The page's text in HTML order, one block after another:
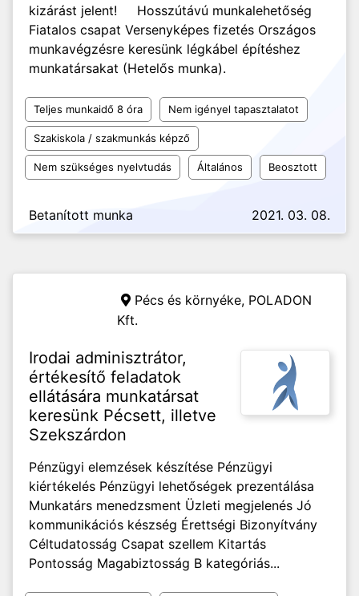
kizárást jelent! Hosszútávú munkalehetőség
Fiatalos csapat Versenyképes fizetés Országos
munkavégzésre keresünk légkábel építéshez
munkatársakat (Hetelős munka).
Teljes munkaidő 8 óra Nem igényel tapasztalatot
Szakiskola / szakmunkás képző
Nem szükséges nyelvtudás Általános Beosztott
Betanított munka 2021. 03. 08.
Pécs és környéke, POLADON
Kft.
Irodai adminisztrátor,
értékesítő feladatok
ellátására munkatársat
keresünk Pécsett, illetve
Szekszárdon
Pénzügyi elemzések készítése Pénzügyi
kiértékelés Pénzügyi lehetőségek prezentálása
Munkatárs menedzsment Üzleti megjelenés Jó
kommunikációs készség Érettségi Bizonyítvány
Céltudatosság Csapat szellem Kitartás
Pontosság Magabiztosság B kategóriás...